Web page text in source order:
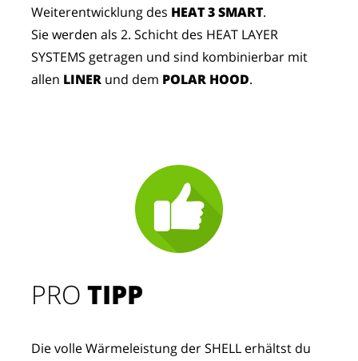
PROTIPP
Die volle Wärmeleistung der SHELL erhältst du
Weiterentwicklung des HEAT 3 SMART.
Sie werden als 2. Schicht des HEAT LAYER
SYSTEMS getragen und sind kombinierbar mit
allen LINER und dem POLAR HOOD.